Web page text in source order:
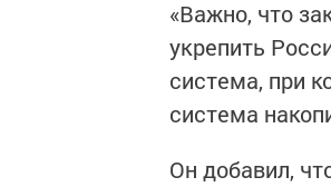
«Важно, что
укрепить
система, при
система
Он добавил,